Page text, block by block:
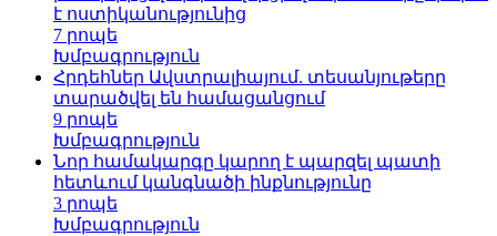
է ոստիկանությունից
7 րոպե
Խմբագրություն
Հրդեհներ Ավստրալիայում. տեսանյութերը
տարածվել են համացանցում
9 րոպե
Խմբագրություն
Նոր համակարգը կարող է պարզել պատի
հետևում կանգնածի ինքնությունը
3 րոպե
Խմբագրություն